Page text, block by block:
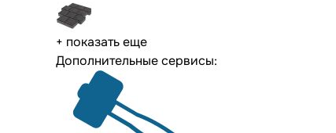
+ показать еще
Дополнительные сервисы: